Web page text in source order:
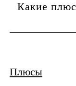
Какие
Плюсы